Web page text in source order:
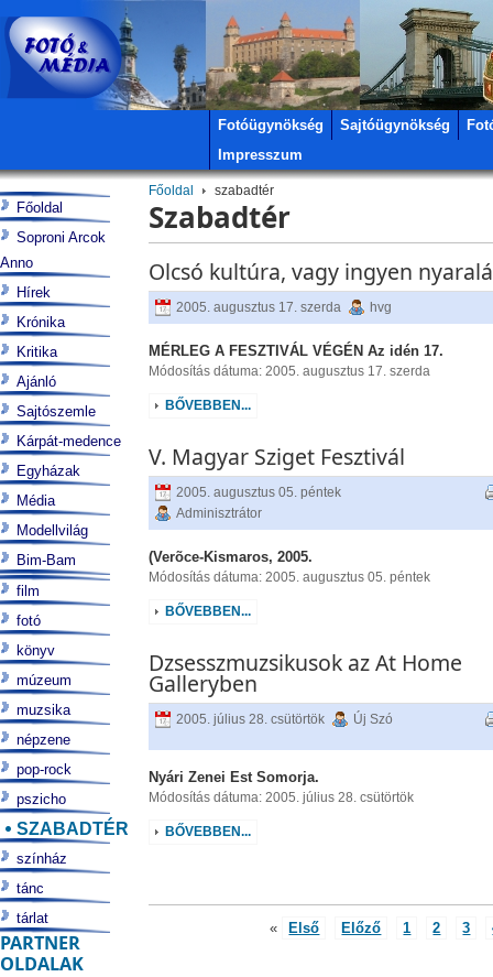
Fotóügynökség Sajtóügynökség
Impresszum
Főoldal szabadtér
Szabadtér
Olcsó kultúra, vagy ingyen
2005. augusztus 17. szerda hvg
MÉRLEG A FESZTIVÁL VÉGÉN Az idén 17.
Módosítás dátuma: 2005. augusztus 17. szerda
BŐVEBBEN...
V. Magyar Sziget Fesztivál
2005. augusztus 05. péntek
Adminisztrátor
(Verõce-Kismaros, 2005.
Módosítás dátuma: 2005. augusztus 05. péntek
BŐVEBBEN...
Dzsesszmuzsikusok az At Home
Galleryben
2005. július 28. csütörtök Új Szó
Nyári Zenei Est Somorja.
Módosítás dátuma: 2005. július 28. csütörtök
BŐVEBBEN...
« Első Előző 1 2 3
Főoldal
Soproni Arcok
Anno
Hírek
Krónika
Kritika
Ajánló
Sajtószemle
Kárpát-medence
Egyházak
Média
Modellvilág
Bim-Bam
film
fotó
könyv
múzeum
muzsika
népzene
pop-rock
pszicho
SZABADTÉR
színház
tánc
tárlat
PARTNER
OLDALAK